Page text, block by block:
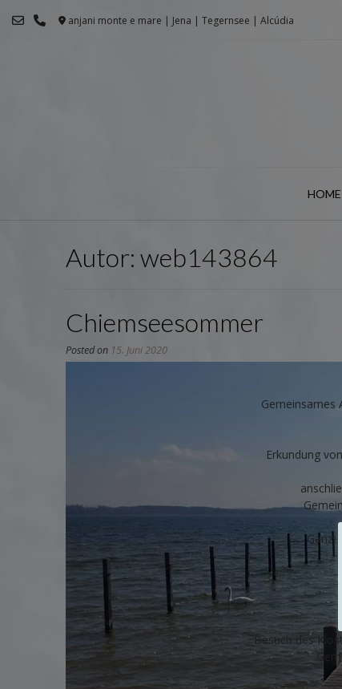
anjani monte e mare | Jena | Tegernsee | Alcúdia
HOME
Autor: web143864
Chiemseesommer
Posted on 15. Juni 2020
Gemeinsames
Erkundung
Besuch des